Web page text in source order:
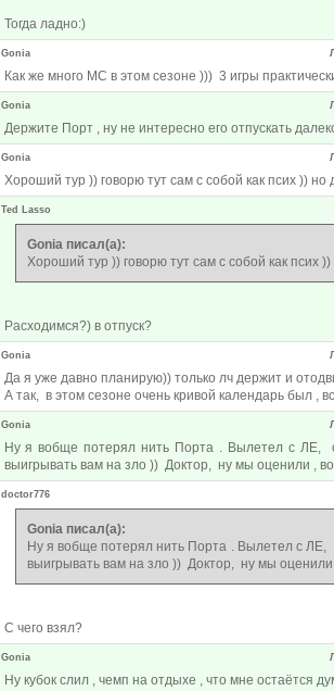
Тогда ладно:)
Gonia
Как же много МС в этом сезоне ))) 3 игры
Gonia
Держите Порт , ну не интересно его отпускать
Gonia
Хороший тур )) говорю тут сам с собой как псих ))
Ted Lasso
Gonia писал(а):
Хороший тур )) говорю тут сам с собой как псих
Расходимся?) в отпуск?
Gonia
Да я уже давно планирую)) только лч держит и
А так, в этом сезоне очень кривой календарь был ,
Gonia
Ну я вобще потерял нить Порта . Вылетел с ЛЕ,
выигрывать вам на зло )) Доктор, ну мы оценили ,
doctor776
Gonia писал(а):
Ну я вобще потерял нить Порта . Вылетел с ЛЕ,
выигрывать вам на зло )) Доктор, ну мы
С чего взял?
Gonia
Ну кубок слил , чемп на отдыхе , что мне остаётся